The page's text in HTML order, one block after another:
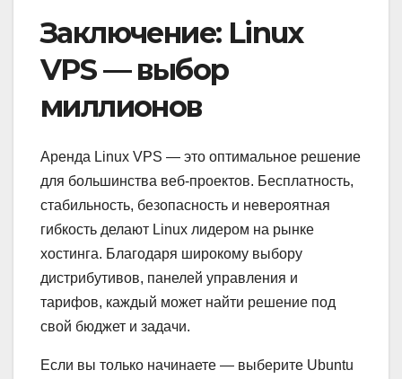
Заключение: Linux
VPS — выбор
миллионов
Аренда Linux VPS — это оптимальное решение
для большинства веб-проектов. Бесплатность,
стабильность, безопасность и невероятная
гибкость делают Linux лидером на рынке
хостинга. Благодаря широкому выбору
дистрибутивов, панелей управления и
тарифов, каждый может найти решение под
свой бюджет и задачи.
Если вы только начинаете — выберите Ubuntu